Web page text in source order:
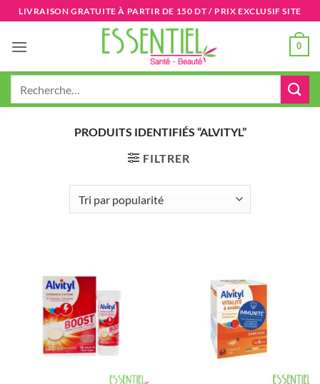
Passer
au
contenu
LIVRAISON GRATUITE À PARTIR DE 150 DT / PRIX EXCLUSIF SITE
0
PRODUITS IDENTIFIÉS “ALVITYL”
FILTRER